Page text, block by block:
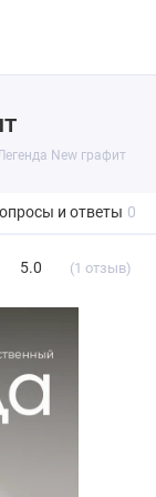
New графит
и ответы 0
5.0 (1 отзыв)